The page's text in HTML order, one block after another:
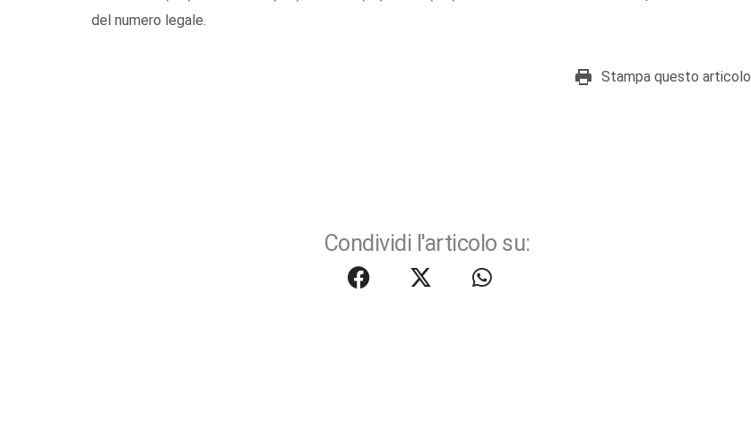
del numero legale.
Stampa questo articolo
Condividi l'articolo su: